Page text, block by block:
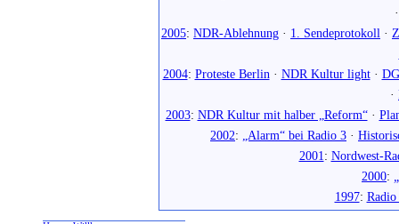
2005: NDR-Ablehnung · 1. Sendeprotokoll ·
2004: Proteste Berlin · NDR Kultur light·
·
2003: NDR Kultur mit halber „Reform“·
2002: „Alarm“ bei Radio 3 ·
2001: Nordwest-
2000:
1997: